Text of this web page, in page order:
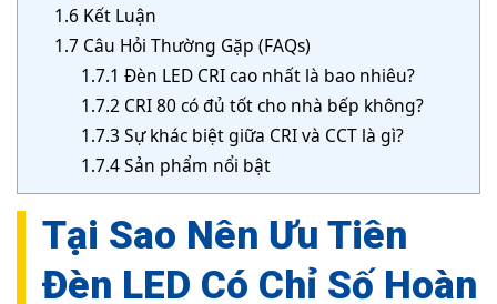
1.6 Kết Luận
1.7 Câu Hỏi Thường Gặp (FAQs)
1.7.1 Đèn LED CRI cao nhất là bao nhiêu?
1.7.2 CRI 80 có đủ tốt cho nhà bếp không?
1.7.3 Sự khác biệt giữa CRI và CCT là gì?
1.7.4Sản phẩm nổi bật
Tại Sao Nên Ưu Tiên
Đèn LED Có Chỉ Số Hoàn